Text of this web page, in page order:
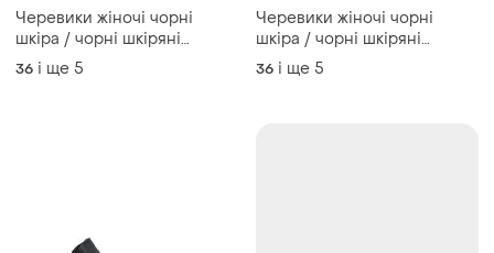
Черевики жіночі чорні
шкіра / чорні шкіряні
черевики / демісезонні
черевики з натуральної
36 і ще 5
Черевики жіночі чорні
шкіра / чорні шкіряні
черевики демісезон /
преміальні черевики
36 і ще 5